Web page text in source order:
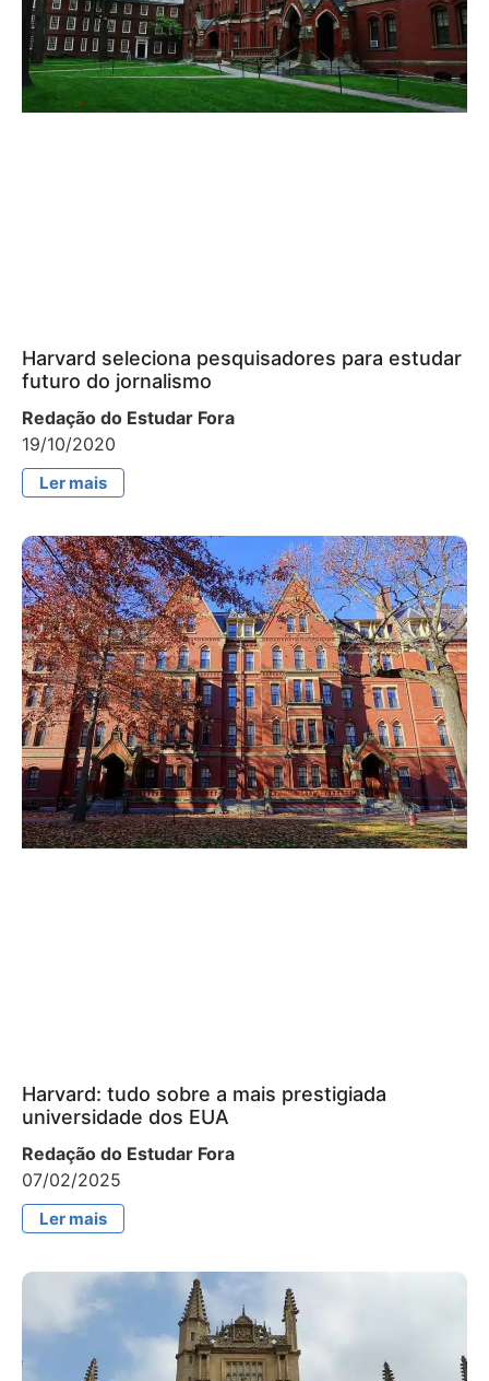
Harvard seleciona pesquisadores para estudar
futuro do jornalismo
Redação do Estudar Fora
19/10/2020
Ler mais
Harvard: tudo sobre a mais prestigiada
universidade dos EUA
Redação do Estudar Fora
07/02/2025
Ler mais